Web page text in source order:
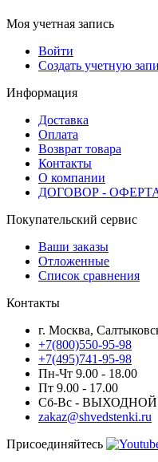
Моя учетная запись
Войти
Создать учетную
Информация
Доставка
Оплата
Возврат товара
Контакты
О компании
ДОГОВОР - ОФЕРТА
Покупательский сервис
Ваши заказы
Отложенные
Список сравнения
Контакты
г. Москва,
+7(800)550-95-98
+7(495)741-95-98
Пн-Чт 9.00 - 18.00
Пт 9.00 - 17.00
Сб-Вс - ВЫХОДНОЙ
zakaz@shvedstenki.ru
Присоединяйтесь